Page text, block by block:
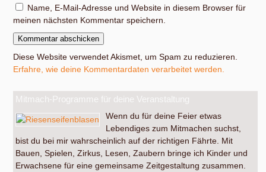
Name, E-Mail-Adresse und Website in diesem Browser für
meinen nächsten Kommentar speichern.
Diese Website verwendet Akismet, um Spam zu reduzieren.
Erfahre, wie deine Kommentardaten verarbeitet werden.
Mitmach-Programme für deine Veranstaltung
Wenn du für deine Feier etwas
Lebendiges zum Mitmachen suchst,
bist du bei mir wahrscheinlich auf der richtigen Fährte. Mit
Bauen, Spielen, Zirkus, Lesen, Zaubern bringe ich Kinder und
Erwachsene für eine gemeinsame Zeitgestaltung zusammen.